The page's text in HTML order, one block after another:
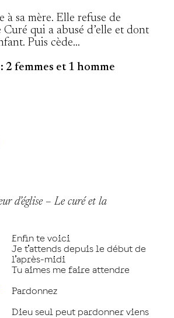
à sa mère. Elle refuse de
qui a abusé d’elle et dont
Puis cède…
2 femmes et 1 homme
d’église – Le curé et la
Enfin te voici
Je t’attends depuis le début de
l’après-midi
Tu aimes me faire attendre
Pardonnez
Dieu seul peut pardonner viens